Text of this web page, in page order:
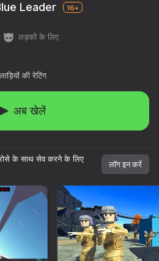
सभी मुफ्त।
सभी आपके।
शुरू करें
घुमाएँ
गेम केवल लैंडस्केप
का समर्थन करता है
Leader 16+
लड़कों के लिए
की रेटिंग
अब खेलें
के साथ सेव करने के लिए
लॉग इन करें